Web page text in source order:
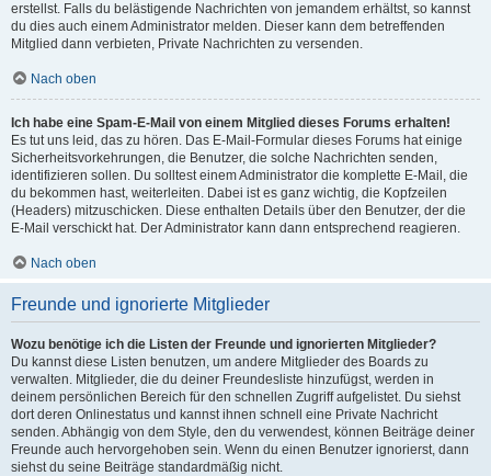
erstellst. Falls du belästigende Nachrichten von jemandem erhältst, so kannst
du dies auch einem Administrator melden. Dieser kann dem betreffenden
Mitglied dann verbieten, Private Nachrichten zu versenden.
Nach oben
Ich habe eine Spam-E-Mail von einem Mitglied dieses Forums erhalten!
Es tut uns leid, das zu hören. Das E-Mail-Formular dieses Forums hat einige
Sicherheitsvorkehrungen, die Benutzer, die solche Nachrichten senden,
identifizieren sollen. Du solltest einem Administrator die komplette E-Mail, die
du bekommen hast, weiterleiten. Dabei ist es ganz wichtig, die Kopfzeilen
(Headers) mitzuschicken. Diese enthalten Details über den Benutzer, der die
E-Mail verschickt hat. Der Administrator kann dann entsprechend reagieren.
Nach oben
Freunde und ignorierte Mitglieder
Wozu benötige ich die Listen der Freunde und ignorierten Mitglieder?
Du kannst diese Listen benutzen, um andere Mitglieder des Boards zu
verwalten. Mitglieder, die du deiner Freundesliste hinzufügst, werden in
deinem persönlichen Bereich für den schnellen Zugriff aufgelistet. Du siehst
dort deren Onlinestatus und kannst ihnen schnell eine Private Nachricht
senden. Abhängig von dem Style, den du verwendest, können Beiträge deiner
Freunde auch hervorgehoben sein. Wenn du einen Benutzer ignorierst, dann
siehst du seine Beiträge standardmäßig nicht.